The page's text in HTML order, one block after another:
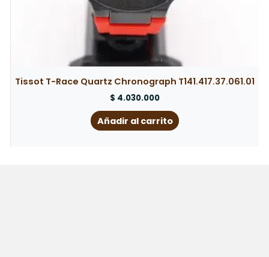
Tissot T-Race Quartz Chronograph T141.417.37.061.01
$ 4.030.000
Añadir al carrito